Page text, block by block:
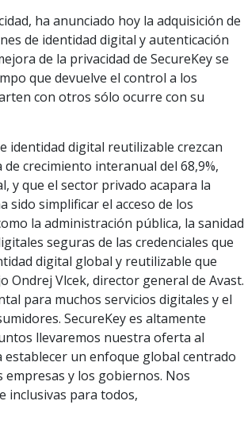
ha anunciado hoy la adquisición de
de identidad digital y autenticación
de la privacidad de SecureKey se
que devuelve el control a los
con otros sólo ocurre con su
identidad digital reutilizable crezcan
crecimiento interanual del 68,9%,
y que el sector privado acapara la
sido simplificar el acceso de los
la administración pública, la sanidad
seguras de las credenciales que
digital global y reutilizable que
Ondrej Vlcek, director general de Avast.
para muchos servicios digitales y el
SecureKey es altamente
llevaremos nuestra oferta al
un enfoque global centrado
y los gobiernos. Nos
inclusivas para todos,